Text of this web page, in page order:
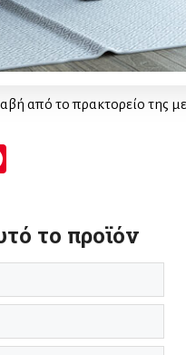
από το πρακτορείο της
το προϊόν